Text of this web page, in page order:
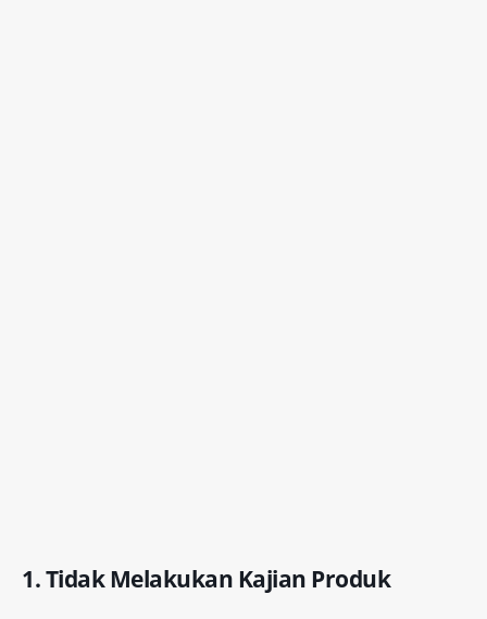
1. Tidak Melakukan Kajian Produk